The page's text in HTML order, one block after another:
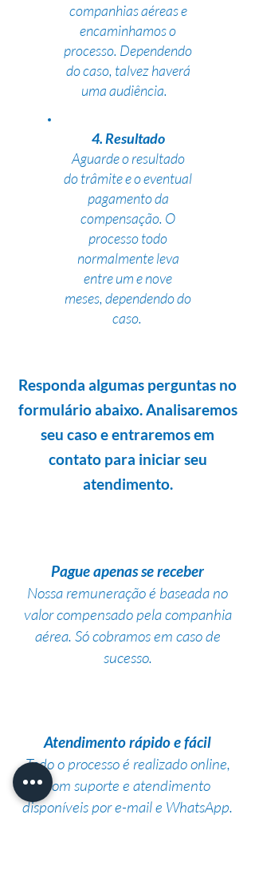
companhias aéreas e
encaminhamos o
processo. Dependendo
do caso, talvez haverá
uma audiência.
4. Resultado
Aguarde o resultado
do trâmite e o eventual
pagamento da
compensação. O
processo todo
normalmente leva
entre um e nove
meses, dependendo do
caso.
Responda algumas perguntas no
formulário abaixo. Analisaremos
seu caso e entraremos em
contato para iniciar seu
atendimento.
Pague apenas se receber
Nossa remuneração é baseada no
valor compensado pela companhia
aérea. Só cobramos em caso de
sucesso.
Atendimento rápido e fácil
Todo o processo é realizado online,
com suporte e atendimento
disponíveis por e-mail e WhatsApp.